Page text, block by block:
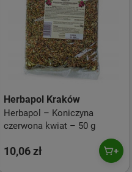
Herbapol Kraków
Herbapol – Koniczyna
czerwona kwiat – 50 g
10,06 zł